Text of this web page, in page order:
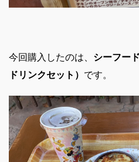
今回購入したのは、 シーフー
ドリンクセット） です。